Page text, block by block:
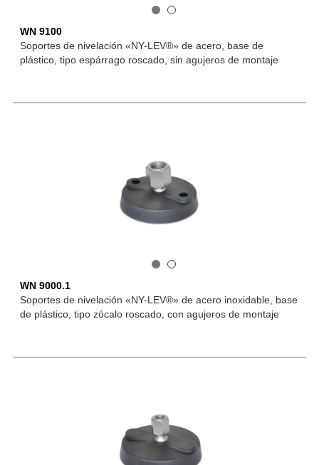
WN 9100
Soportes de nivelación «NY-LEV®» de acero, base de
plástico, tipo espárrago roscado, sin agujeros de montaje
WN 9000.1
Soportes de nivelación «NY-LEV®» de acero inoxidable, base
de plástico, tipo zócalo roscado, con agujeros de montaje